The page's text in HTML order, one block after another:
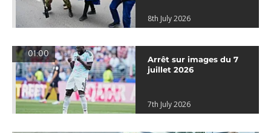
8th July 2026
01:00
Arrêt sur images du 7
juillet 2026
7th July 2026